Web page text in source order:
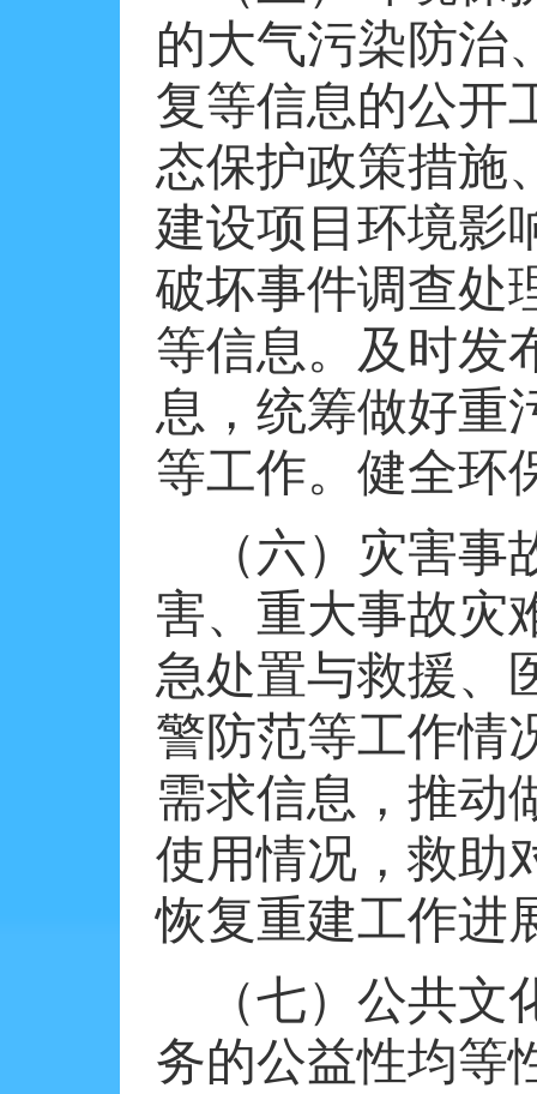
的大气污染防治
复等信息的公开
态保护政策措施
建设项目环境影
破坏事件调查处
等信息。及时发
息，统筹做好重
等工作。健全环
（六）灾害
害、重大事故灾
急处置与救援、
警防范等工作情
需求信息，推动
使用情况，救助
恢复重建工作进
（七）公共
务的公益性均等